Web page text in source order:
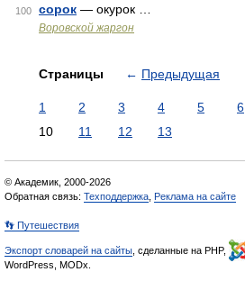
100 сорок — окурок …
Воровской жаргон
Страницы ← Предыдущая
1 2 3 4 5 6
10
11 12 13
© Академик, 2000-2026
Обратная связь: Техподдержка Реклама на сайте
👣 Путешествия
Экспорт словарей на сайты , сделанные на PHP,
WordPress, MODx.